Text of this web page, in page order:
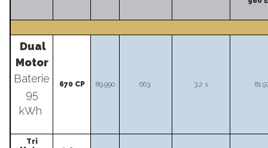
Dual
Motor
Baterie
95
kWh
670 CP 89.990 663 3.2 s
Tri